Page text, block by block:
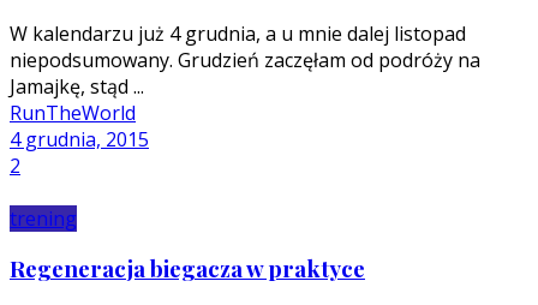
W kalendarzu już 4 grudnia, a u mnie dalej listopad
niepodsumowany. Grudzień zaczęłam od podróży na
Jamajkę, stąd ...
RunTheWorld
4 grudnia, 2015
2
trening
Regeneracja biegacza w praktyce